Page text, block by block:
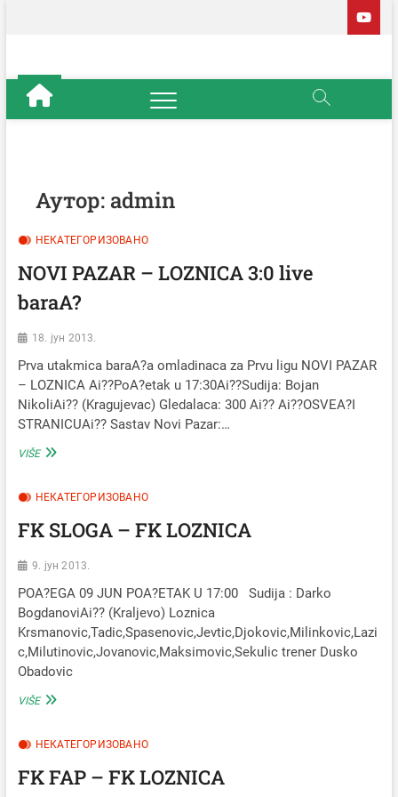
Fudbalski
klub Loznica
Аутор: admin
НЕКАТЕГОРИЗОВАНО
NOVI PAZAR – LOZNICA 3:0 live
baraA?
18. јун 2013.
Prva utakmica baraA?a omladinaca za Prvu ligu NOVI PAZAR
– LOZNICA Ai??PoA?etak u 17:30Ai??Sudija: Bojan
NikoliAi?? (Kragujevac) Gledalaca: 300 Ai?? Ai??OSVEA?I
STRANICUAi?? Sastav Novi Pazar:…
VIŠENOVI
LOZNICA
LIVE
НЕКАТЕГОРИЗОВАНО
FK SLOGA – FK LOZNICA
9. јун 2013.
POA?EGA 09 JUN POA?ETAK U 17:00 Sudija : Darko
BogdanoviAi?? (Kraljevo) Loznica
Krsmanovic,Tadic,Spasenovic,Jevtic,Djokovic,Milinkovic,Lazi
c,Milutinovic,Jovanovic,Maksimovic,Sekulic trener Dusko
Obadovic
VIŠEFK
FK
НЕКАТЕГОРИЗОВАНО
FK FAP – FK LOZNICA